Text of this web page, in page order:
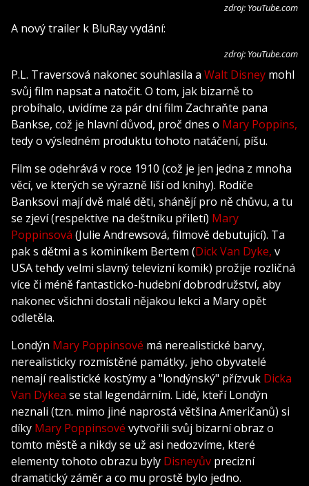
zdroj: YouTube.com
A nový trailer k BluRay vydání:
zdroj: YouTube.com
P.L. Traversová nakonec souhlasila a Walt Disney mohl
svůj film napsat a natočit. O tom, jak bizarně to
probíhalo, uvidíme za pár dní film Zachraňte pana
Bankse, což je hlavní důvod, proč dnes o Mary Poppins,
tedy o výsledném produktu tohoto natáčení, píšu.
Film se odehrává v roce 1910 (což je jen jedna z mnoha
věcí, ve kterých se výrazně liší od knihy). Rodiče
Banksovi mají dvě malé děti, shánějí pro ně chůvu, a tu
se zjeví (respektive na deštníku přiletí) Mary
Poppinsová (Julie Andrewsová, filmově debutující). Ta
pak s dětmi a s kominíkem Bertem (Dick Van Dyke, v
USA tehdy velmi slavný televizní komik) prožije rozličná
více či méně fantasticko-hudební dobrodružství, aby
nakonec všichni dostali nějakou lekci a Mary opět
odletěla.
Londýn Mary Poppinsové má nerealistické barvy,
nerealisticky rozmístěné památky, jeho obyvatelé
nemají realistické kostýmy a "londýnský" přízvuk Dicka
Van Dykea se stal legendárním. Lidé, kteří Londýn
neznali (tzn. mimo jiné naprostá většina Američanů) si
díky Mary Poppinsové vytvořili svůj bizarní obraz o
tomto městě a nikdy se už asi nedozvíme, které
elementy tohoto obrazu byly Disneyův precizní
dramatický záměr a co mu prostě bylo jedno.